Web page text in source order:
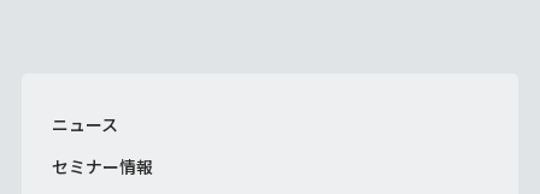
ニュース
セミナー情報